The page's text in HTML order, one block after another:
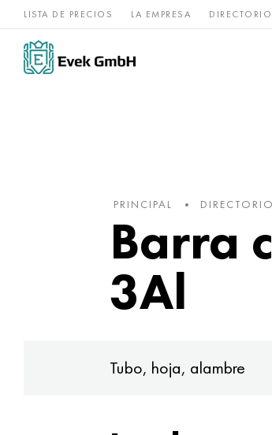
LISTA DE PRECIOS LA EMPRESA DIRECTORIO
Aleaciones de
níquel
PRINCIPAL DIRECTORIO
Barra
3Al
Tubo, hoja, alambre